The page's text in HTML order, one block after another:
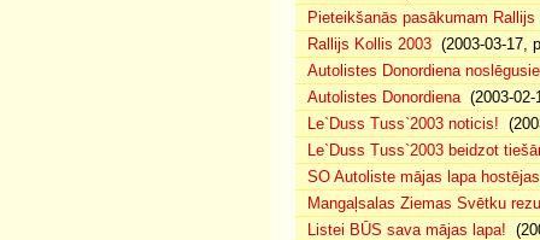
Pieteikšanās pasākumam
Rallijs Kollis 2003 (2003-03-17,
Autolistes Donordiena
Autolistes Donordiena(2003-02-
Le`Duss Tuss`2003 noticis!
Le`Duss Tuss`2003 beidzot
SO Autoliste mājas lapa
Mangaļsalas Ziemas Svētku
Listei BŪS sava mājas lapa!